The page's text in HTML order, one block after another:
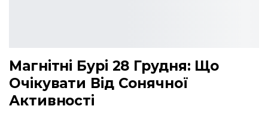
Магнітні Бурі 28 Грудня: Що
Очікувати Від Сонячної
Активності